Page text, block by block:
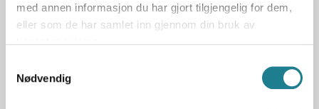
med annen informasjon du har gjort tilgjengelig for dem,
eller som de har samlet inn gjennom din bruk av
Nødvendig